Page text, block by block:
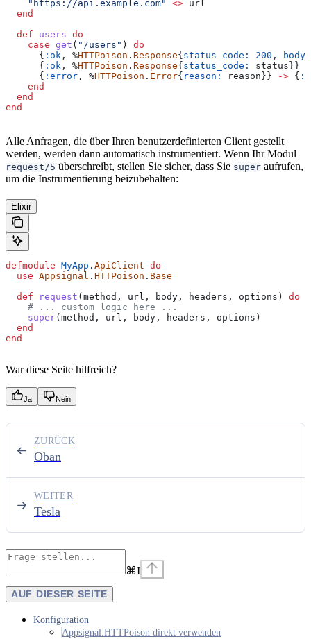
    "https://api.example.com"
<> url
  end
  def
users do
    case
get ( "/users" ) do
      {
:ok , %HTTPoison . Response{ status_code: 200 ,
body:
      {
:ok , %HTTPoison . Response{ status_code: status}}
      {
:error , %HTTPoison . Error{ reason: reason}} -> {
    end
  end
end
Alle Anfragen, die über Ihren benutzerdefinierten Client gestellt
werden, werden dann automatisch instrumentiert. Wenn Ihr Modul
request/5 überschreibt, stellen Sie sicher, dass Sie super aufrufen,
um die Instrumentierung beizubehalten:
Elixir
defmodule MyApp . ApiClient do
  use
Appsignal . HTTPoison . Base
  def
request (method, url, body, headers, options) do
    # ... custom logic here ...
    super
(method, url, body, headers, options)
  end
end
War diese Seite hilfreich?
Ja Nein
Oban
ZURÜCK
Tesla
WEITER
⌘I
AUF DIESER SEITE
Konfiguration
Appsignal.HTTPoison direkt verwenden